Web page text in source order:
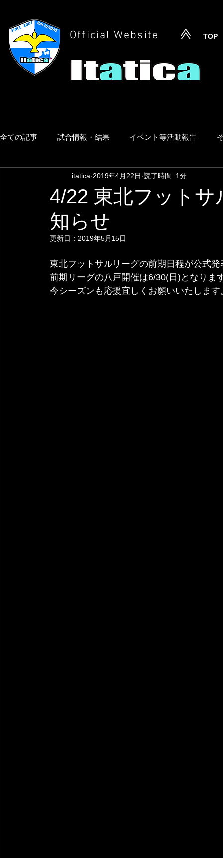
Official Website TOP
全ての記事 試合情報・結果 イベント等活動報告
4/22 東北フット
知らせ
itatica 2019年4月22日 読了時間: 1分
更新日： 2019年5月15日
東北フットサルリーグの前期日程が公式
前期リーグの八戸開催は6/30(日)となりま
今シーズンも応援宜しくお願いいたします